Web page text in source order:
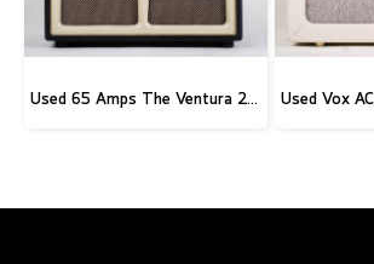
Used 65 Amps The Ventura 20 Combo